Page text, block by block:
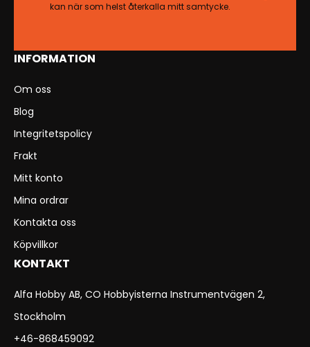
INFORMATION
Om oss
Blog
Integritetspolicy
Frakt
Mitt konto
Mina ordrar
Kontakta oss
Köpvillkor
KONTAKT
Alfa Hobby AB, CO Hobbyisterna Instrumentvägen 2,
Stockholm
+46-868459092
kan när som helst återkalla mitt samtycke.